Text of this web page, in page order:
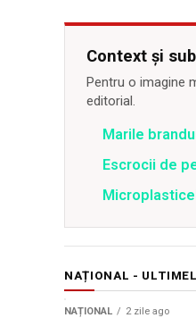
Context și
Pentru o imagine
editorial.
Marile
Escrocii de
NAȚIONAL -
NAȚIONAL 2 zile ago